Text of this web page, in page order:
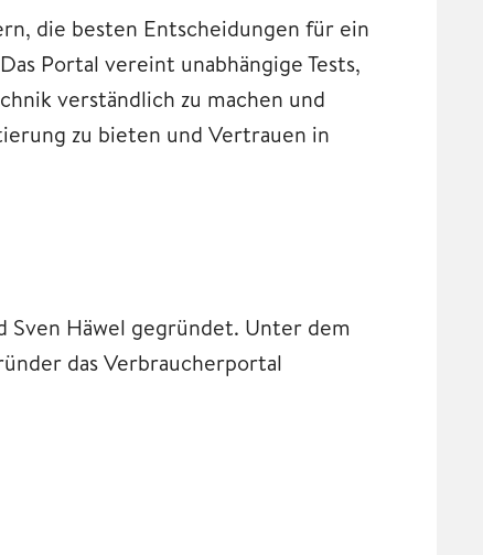
die besten Entscheidungen für ein
Portal vereint unabhängige Tests,
verständlich zu machen und
zu bieten und Vertrauen in
Sven Häwel gegründet. Unter dem
das Verbraucherportal